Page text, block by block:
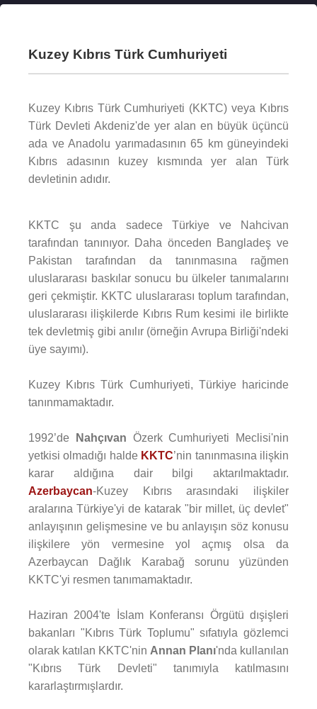
Kuzey Kıbrıs Türk Cumhuriyeti
Kuzey Kıbrıs Türk Cumhuriyeti (KKTC) veya Kıbrıs
Türk Devleti Akdeniz'de yer alan en büyük üçüncü
ada ve Anadolu yarımadasının 65 km güneyindeki
Kıbrıs adasının kuzey kısmında yer alan Türk
devletinin adıdır.
KKTC şu anda sadece Türkiye ve Nahcivan
tarafından tanınıyor. Daha önceden Bangladeş ve
Pakistan tarafından da tanınmasına rağmen
uluslararası baskılar sonucu bu ülkeler tanımalarını
geri çekmiştir. KKTC uluslararası toplum tarafından,
uluslararası ilişkilerde Kıbrıs Rum kesimi ile birlikte
tek devletmiş gibi anılır (örneğin Avrupa Birliği'ndeki
üye sayımı).
Kuzey Kıbrıs Türk Cumhuriyeti, Türkiye haricinde
tanınmamaktadır.
1992’de Nahçıvan Özerk Cumhuriyeti Meclisi'nin
yetkisi olmadığı halde KKTC’nin tanınmasına ilişkin
karar aldığına dair bilgi aktarılmaktadır.
Azerbaycan-Kuzey Kıbrıs arasındaki ilişkiler
aralarına Türkiye'yi de katarak "bir millet, üç devlet"
anlayışının gelişmesine ve bu anlayışın söz konusu
ilişkilere yön vermesine yol açmış olsa da
Azerbaycan Dağlık Karabağ sorunu yüzünden
KKTC'yi resmen tanımamaktadır.
Haziran 2004'te İslam Konferansı Örgütü dışişleri
bakanları "Kıbrıs Türk Toplumu" sıfatıyla gözlemci
olarak katılan KKTC'nin Annan Planı'nda kullanılan
"Kıbrıs Türk Devleti" tanımıyla katılmasını
kararlaştırmışlardır.